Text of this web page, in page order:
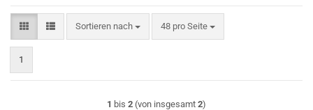
Sortieren nach
Sortieren nach 48 pro Seite
pro Seite
1
1 bis 2 (von insgesamt 2)